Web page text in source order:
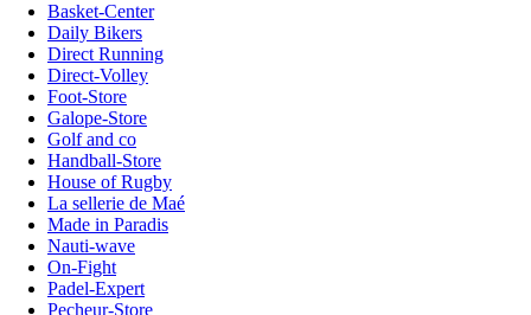
Basket-Center
Daily Bikers
Direct Running
Direct-Volley
Foot-Store
Galope-Store
Golf and co
Handball-Store
House of Rugby
La sellerie de Maé
Made in Paradis
Nauti-wave
On-Fight
Padel-Expert
Pecheur-Store